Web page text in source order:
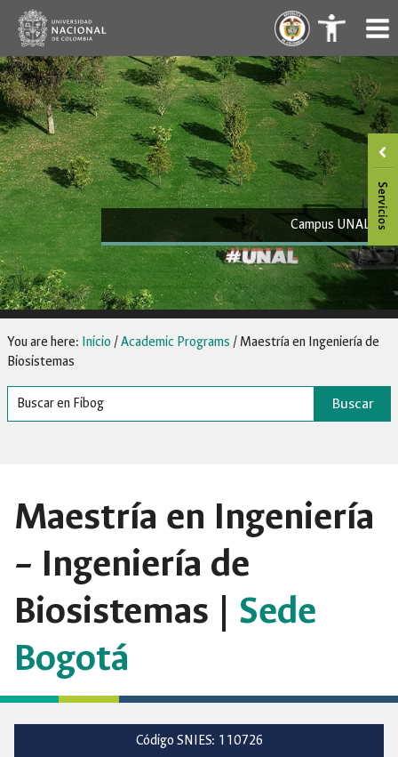
content
. .
Campus UNAL
You are here: Inicio /Academic Programs /Maestría en Ingeniería de
Biosistemas
Buscar
Maestría en Ingeniería
– Ingeniería de
Biosistemas | Sede
Bogotá
Código SNIES: 110726